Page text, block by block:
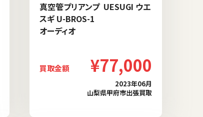
真空管プリアンプ UESUGI ウエ
スギ U-BROS-1
オーディオ
買取金額 ¥77,000
2023年06月
山梨県甲府市出張買取